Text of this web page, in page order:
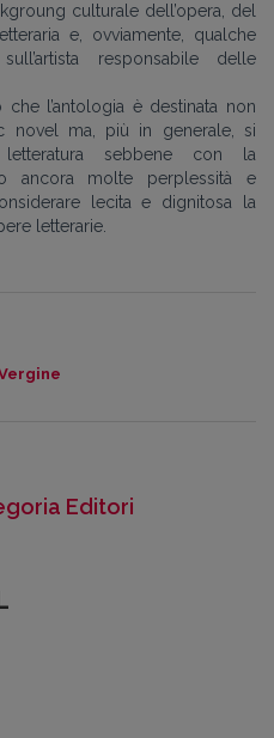
culturale dell’opera, del
e, ovviamente, qualche
responsabile delle
che l’antologia è destinata non
novel ma, più in generale, si
sebbene con la
ancora molte perplessità e
lecita e dignitosa la
letterarie.
Editori